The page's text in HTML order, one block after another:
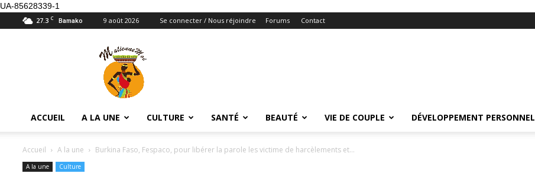
UA-85628339-1
27.3 C Bamako 9 août 2026 Se connecter / Nous réjoindre Forums Contact
Maliennemoi
ACCUEIL A LA UNE CULTURE SANTÉ BEAUTÉ VIE DE COUPLE DÉVELOPPEMENT PERSONNEL
Accueil A la une Burkina Faso, Fespaco, pour libérer la parole les victime de harcèlements et...
A la une Culture